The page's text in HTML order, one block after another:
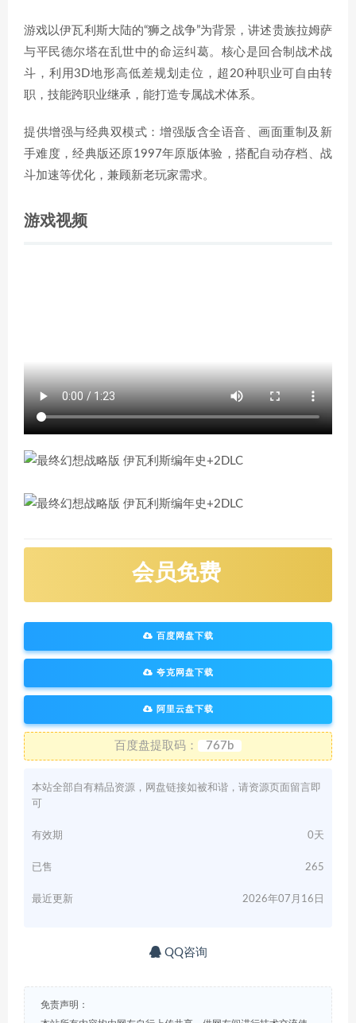
游戏以伊瓦利斯大陆的“狮之战争”为背景，讲述贵族拉姆萨
与平民德尔塔在乱世中的命运纠葛。核心是回合制战术战
斗，利用3D地形高低差规划走位，超20种职业可自由转
职，技能跨职业继承，能打造专属战术体系。
提供增强与经典双模式：增强版含全语音、画面重制及新
手难度，经典版还原1997年原版体验，搭配自动存档、战
斗加速等优化，兼顾新老玩家需求。
游戏视频
会员免费
百度网盘下载
夸克网盘下载
阿里云盘下载
百度盘提取码： 767b
本站全部自有精品资源，网盘链接如被和谐，请资源页面留言即
可
有效期 0天
已售 265
最近更新 2026年07月16日
QQ咨询
免责声明：